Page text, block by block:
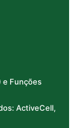
e Funções
ActiveCell,